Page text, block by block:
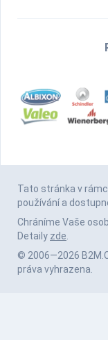
Tato stránka v
používání a
Chráníme Vaše
Detaily zde.
© 2006—2026
práva vyhrazena.